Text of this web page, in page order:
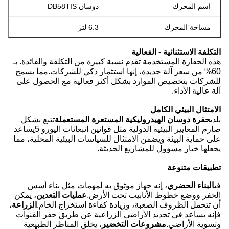
اسم المحرك دوسان DB58TIS
مساحة المحرك 6.3 لتر
التكلفة الاستثنائية - الفعالية
هذه الحفارة المستخدمة تقدم نسبة كبيرة من التكلفة والفائدة. بـ
60% من سعر آلة جديدة، إنها استثمار ذكي للشركات.مما يسمح
للشركات بتخصيص الموارد بشكل أكثر فعالية مع الحصول على
آلة عالية الأداء.
الامتثال البيئي الكامل
بلديحفرة دوسان الهيدروليكية المستعرة المستعملةتتبع بشكل
صارم المعايير البيئية الدولية مثل قوانين انبعاثات اليورو 5يساعد
على حماية البيئة ويضمن الامتثال للسياسات البيئية المحلية، مما
يجعلها خيار مسؤول للمشاريع الحديثة.
تطبيقات متنوعة
فيالبناء الحضري، إنه جهاز موثوق به لمهمات مثل بناء أسس
الحفر ووضع خطوط الأنابيب تحت الأرض.عمليات التعدين، يمكن
أن تتحمل الظروف الصعبة، وزيادة كفاءة استخراج الخام. الزراعة،
فإنه يساعد في تجديد الأراضي الزراعية عن طريق حفر القنوات
وتسوية الأراضي.مشروعات التخضير ، يخلق المناظر الطبيعية